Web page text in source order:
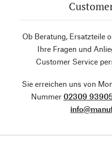
Ob Beratung, Ersatzteile
Ihre Fragen und
Customer Service
Sie erreichen uns von
Nummer 02309